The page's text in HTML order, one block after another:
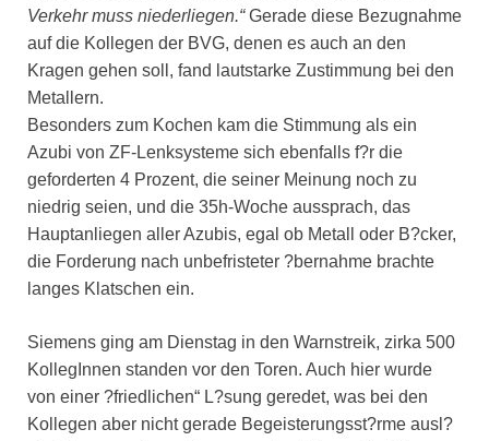
Verkehr muss niederliegen.“Gerade diese Bezugnahme
auf die Kollegen der BVG, denen es auch an den
Kragen gehen soll, fand lautstarke Zustimmung bei den
Metallern.
Besonders zum Kochen kam die Stimmung als ein
Azubi von ZF-Lenksysteme sich ebenfalls f?r die
geforderten 4 Prozent, die seiner Meinung noch zu
niedrig seien, und die 35h-Woche aussprach, das
Hauptanliegen aller Azubis, egal ob Metall oder B?cker,
die Forderung nach unbefristeter ?bernahme brachte
langes Klatschen ein.
Siemens ging am Dienstag in den Warnstreik, zirka 500
KollegInnen standen vor den Toren. Auch hier wurde
von einer ?friedlichen“ L?sung geredet, was bei den
Kollegen aber nicht gerade Begeisterungsst?rme ausl?